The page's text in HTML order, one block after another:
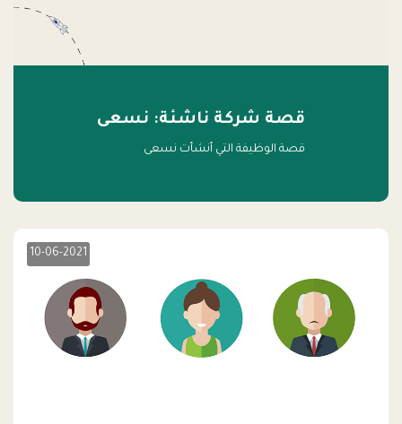
قصة شركة ناشئة: نسعى
قصة الوظيفة التي أنشأت نسعى
10-06-2021